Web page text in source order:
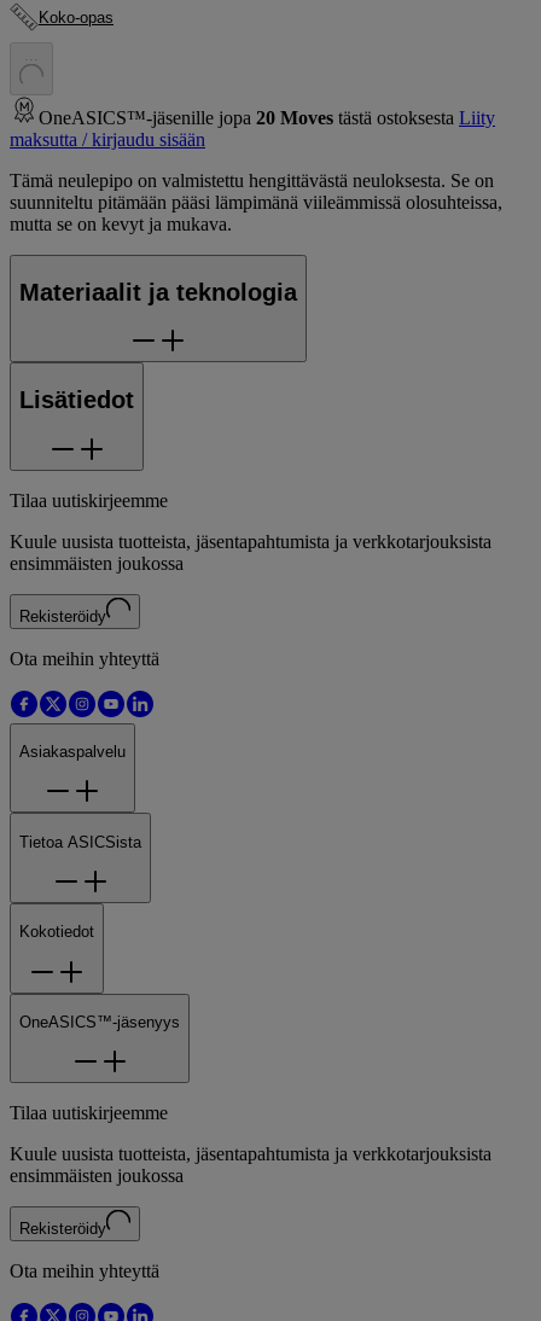
Koko-opas
. . .
OneASICS™-jäsenille jopa 20 Moves tästä ostoksesta Liity
maksutta / kirjaudu sisään
Tämä neulepipo on valmistettu hengittävästä neuloksesta. Se on
suunniteltu pitämään pääsi lämpimänä viileämmissä olosuhteissa,
mutta se on kevyt ja mukava.
Materiaalit ja teknologia
Lisätiedot
Tilaa uutiskirjeemme
Kuule uusista tuotteista, jäsentapahtumista ja verkkotarjouksista
ensimmäisten joukossa
Rekisteröidy
Ota meihin yhteyttä
Asiakaspalvelu
Tietoa ASICSista
Kokotiedot
OneASICS™-jäsenyys
Tilaa uutiskirjeemme
Kuule uusista tuotteista, jäsentapahtumista ja verkkotarjouksista
ensimmäisten joukossa
Rekisteröidy
Ota meihin yhteyttä